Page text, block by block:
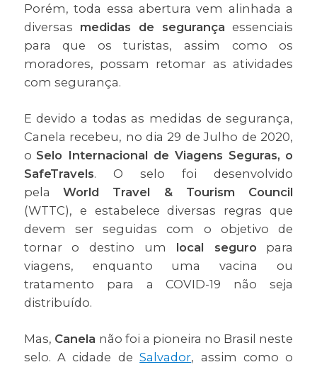
Porém, toda essa abertura vem alinhada a
diversas medidas de segurança essenciais
para que os turistas, assim como os
moradores, possam retomar as atividades
com segurança.
E devido a todas as medidas de segurança,
Canela recebeu, no dia 29 de Julho de 2020,
o Selo Internacional de Viagens Seguras, o
SafeTravels. O selo foi desenvolvido
pela World Travel & Tourism Council
(WTTC), e estabelece diversas regras que
devem ser seguidas com o objetivo de
tornar o destino um local seguro para
viagens, enquanto uma vacina ou
tratamento para a COVID-19 não seja
distribuído.
Mas, Canela não foi a pioneira no Brasil neste
selo. A cidade deSalvador, assim como o